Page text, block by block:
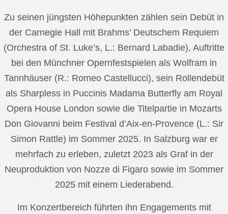
Zu seinen jüngsten Höhepunkten zählen sein Debüt in
der Carnegie Hall mit Brahms’ Deutschem Requiem
(Orchestra of St. Luke’s, L.: Bernard Labadie), Auftritte
bei den Münchner Opernfestspielen als Wolfram in
Tannhäuser (R.: Romeo Castellucci), sein Rollendebüt
als Sharpless in Puccinis Madama Butterfly am Royal
Opera House London sowie die Titelpartie in Mozarts
Don Giovanni beim Festival d’Aix-en-Provence (L.: Sir
Simon Rattle) im Sommer 2025. In Salzburg war er
mehrfach zu erleben, zuletzt 2023 als Graf in der
Neuproduktion von Nozze di Figaro sowie im Sommer
2025 mit einem Liederabend.
Im Konzertbereich führten ihn Engagements mit